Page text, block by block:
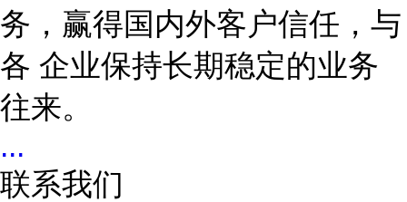
务，赢得国内外客户信任，与
各 企业保持长期稳定的业务
往来。
...
联系我们